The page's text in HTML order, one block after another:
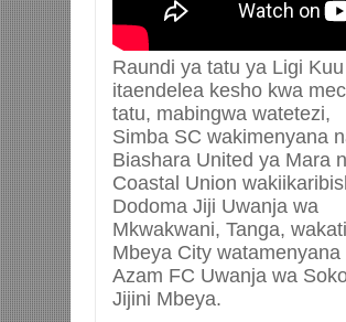
Raundi ya tatu ya Ligi Kuu
itaendelea kesho kwa
tatu, mabingwa watetezi,
Simba SC wakimenyana
Biashara United ya Mara
Coastal Union
Dodoma Jiji Uwanja wa
Mkwakwani, Tanga, wakati
Mbeya City watamenyana
Azam FC Uwanja wa
Jijini Mbeya.